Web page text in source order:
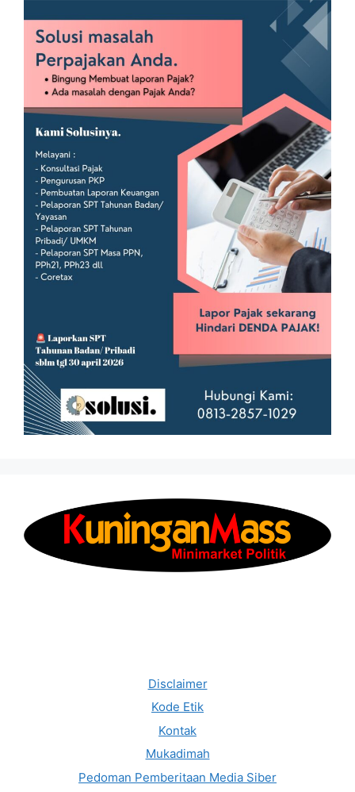
Disclaimer
Kode Etik
Kontak
Mukadimah
Pedoman Pemberitaan Media Siber